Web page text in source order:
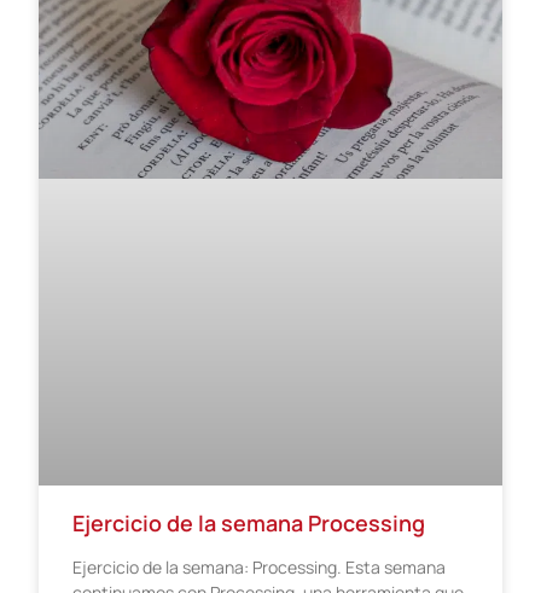
Ejercicio de la semana Processing
Ejercicio de la semana: Processing. Esta semana